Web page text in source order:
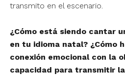
transmito en el escenario.
¿Cómo está siendo cantar
en tu idioma natal? ¿Cómo
conexión emocional con la
capacidad para transmitir